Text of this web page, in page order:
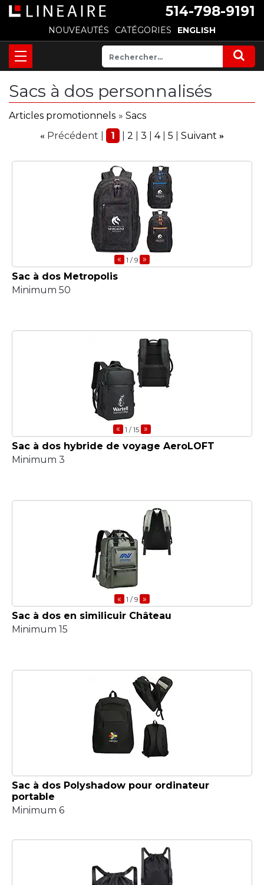
514-798-9191
NOUVEAUTÉS CATÉGORIES ENGLISH
Sacs à dos personnalisés
Articles promotionnels » Sacs
« Précédent 1 2 3 4 5 Suivant »
« 1 / 9 »
Sac à dos Metropolis
Minimum 50
« 1 / 15 »
Sac à dos hybride de voyage AeroLOFT
Minimum 3
« 1 / 9 »
Sac à dos en similicuir Château
Minimum 15
Sac à dos Polyshadow pour ordinateur
portable
Minimum 6